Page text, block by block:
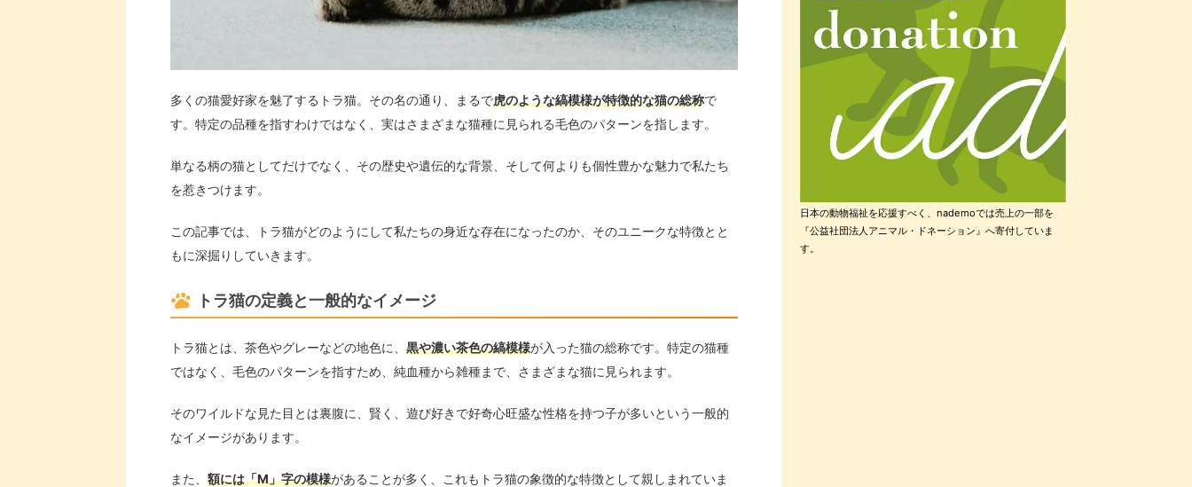
多くの猫愛好家を魅了するトラ猫。その名の通り、まるで虎のような縞模様が特徴的な猫の総称で
す。特定の品種を指すわけではなく、実はさまざまな猫種に見られる毛色のパターンを指します。
単なる柄の猫としてだけでなく、その歴史や遺伝的な背景、そして何よりも個性豊かな魅力で私たち
を惹きつけます。
この記事では、トラ猫がどのようにして私たちの身近な存在になったのか、そのユニークな特徴とと
もに深掘りしていきます。
トラ猫の定義と一般的なイメージ
トラ猫とは、茶色やグレーなどの地色に、 黒や濃い茶色の縞模様が入った猫の総称です。特定の猫種
ではなく、毛色のパターンを指すため、純血種から雑種まで、さまざまな猫に見られます。
そのワイルドな見た目とは裏腹に、賢く、遊び好きで好奇心旺盛な性格を持つ子が多いという一般的
なイメージがあります。
また、 額には「M」字の模様があることが多く、これもトラ猫の象徴的な特徴として親しまれていま
日本の動物福祉を応援すべく、nademoでは売上の一部を
『公益社団法人アニマル・ドネーション』へ寄付していま
す。